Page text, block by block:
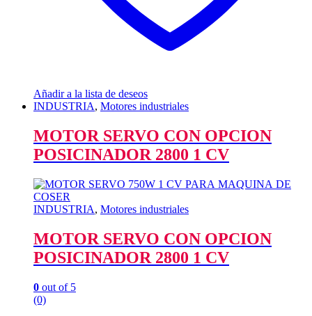
Añadir a la lista de deseos
INDUSTRIA, Motores industriales
MOTOR SERVO CON OPCION
POSICINADOR 2800 1 CV
INDUSTRIA, Motores industriales
MOTOR SERVO CON OPCION
POSICINADOR 2800 1 CV
0 out of 5
(0)